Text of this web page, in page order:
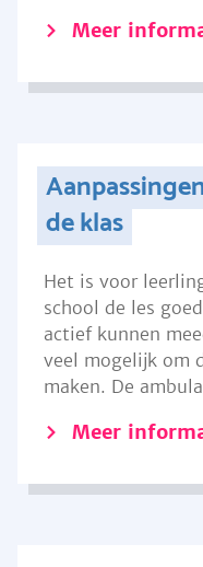
Meer
de klas
Het is voor
school de les
actief kunnen
veel mogelijk om
maken. De
Meer